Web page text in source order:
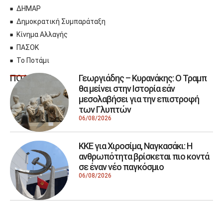
ΔΗΜΑΡ
Δημοκρατική Συμπαράταξη
Κίνημα Αλλαγής
ΠΑΣΟΚ
Το Ποτάμι
ΠΟΛΙΤΙΚΗ
Γεωργιάδης – Κυρανάκης: Ο Τραμπ
θα μείνει στην Ιστορία εάν
μεσολαβήσει για την επιστροφή
των Γλυπτών
06/08/2026
ΚΚΕ για Χιροσίμα, Ναγκασάκι: Η
ανθρωπότητα βρίσκεται πιο κοντά
σε έναν νέο παγκόσμιο
06/08/2026